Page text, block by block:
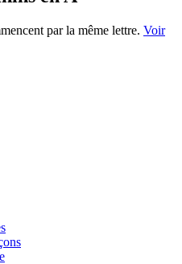
par la même lettre. Voir